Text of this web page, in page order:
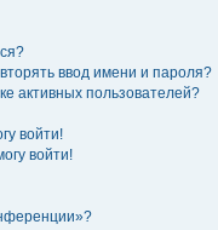
ввод имени и пароля?
активных пользователей?
войти!
войти!